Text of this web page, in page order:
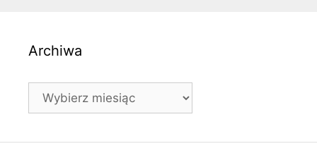
Archiwa
Archiwa